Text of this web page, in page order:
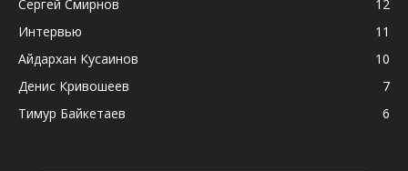
Сергей Смирнов
12
Интервью
11
Айдархан Кусаинов
10
Денис Кривошеев
7
Тимур Байкетаев
6